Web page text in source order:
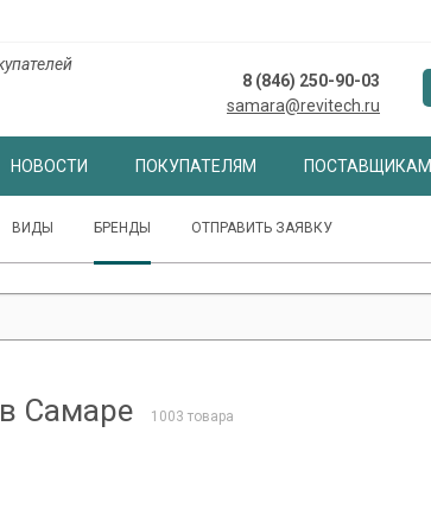
8 (846) 250-90-03
samara@revitech.ru
НОВОСТИ ПОКУПАТЕЛЯМ ПОСТАВЩИКАМ
ВИДЫ БРЕНДЫ ОТПРАВИТЬ ЗАЯВКУ
Самаре 1003 товара